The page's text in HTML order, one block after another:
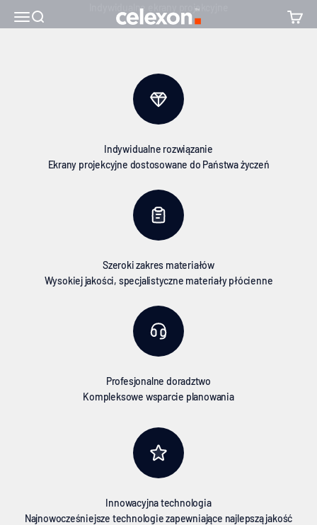
↵Skip to content
↵Skip to footer
↵Open Accessibility Widget
Otworzyć menu nawigacji
Wyszukiwanie otwartecelexon Europe GmbH
Indywidualne rozwiązanie
Ekrany projekcyjne dostosowane do Państwa życzeń
Szeroki zakres materiałów
Wysokiej jakości, specjalistyczne materiały płócienne
Profesjonalne doradztwo
Kompleksowe wsparcie planowania
Innowacyjna technologia
Najnowocześniejsze technologie zapewniające najlepszą jakość